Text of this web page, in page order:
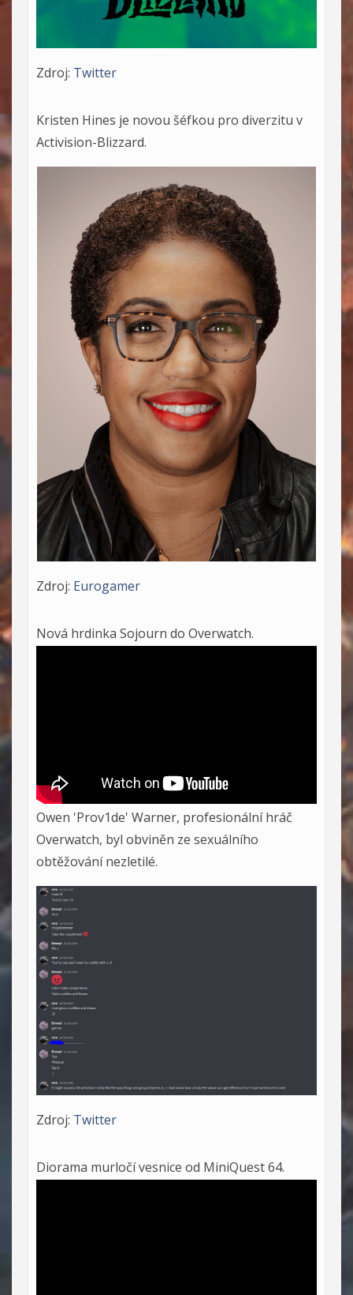
Zdroj: Twitter
Kristen Hines je novou šéfkou pro diverzitu v
Activision-Blizzard.
Zdroj: Eurogamer
Nová hrdinka Sojourn do Overwatch.
Owen 'Prov1de' Warner, profesionální hráč
Overwatch, byl obviněn ze sexuálního
obtěžování nezletilé.
Zdroj: Twitter
Diorama murločí vesnice od MiniQuest 64.